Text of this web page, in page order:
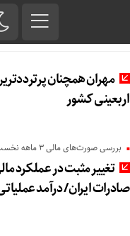
مهران همچنان
اربعینی کشور
بررسی صورت‌های مالی 3 ماهه نخست 1405 نشان داد
تغییر مثبت در عملکرد